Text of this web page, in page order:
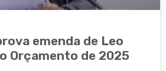
emenda de Leo
Orçamento de 2025